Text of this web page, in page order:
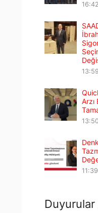
16:42
13:59
Arzı
13:50
11:39